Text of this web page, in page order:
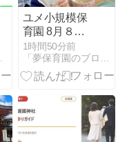
ユメ小規模保
育園 8月８日
（土）
1時間50分前